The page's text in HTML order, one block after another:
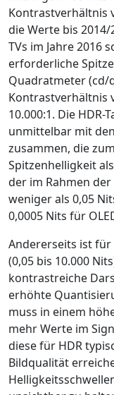
Kontrastverhältnis
die Werte bis 2014/
TVs im Jahre 2016
erforderliche
Quadratmeter (cd/
Kontrastverhältnis
10.000:1. Die
unmittelbar mit
zusammen, die
Spitzenhelligkeit
der im Rahmen
weniger als 0,05
0,0005 Nits für
Andererseits ist
(0,05 bis 10.000
kontrastreiche
erhöhte
muss in einem
mehr Werte im
diese für HDR
Bildqualität